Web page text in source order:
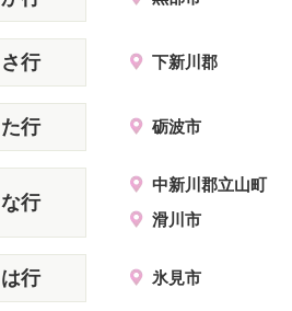
さ行 下新川郡
た行 砺波市
な行
中新川郡立山町
滑川市
は行 氷見市